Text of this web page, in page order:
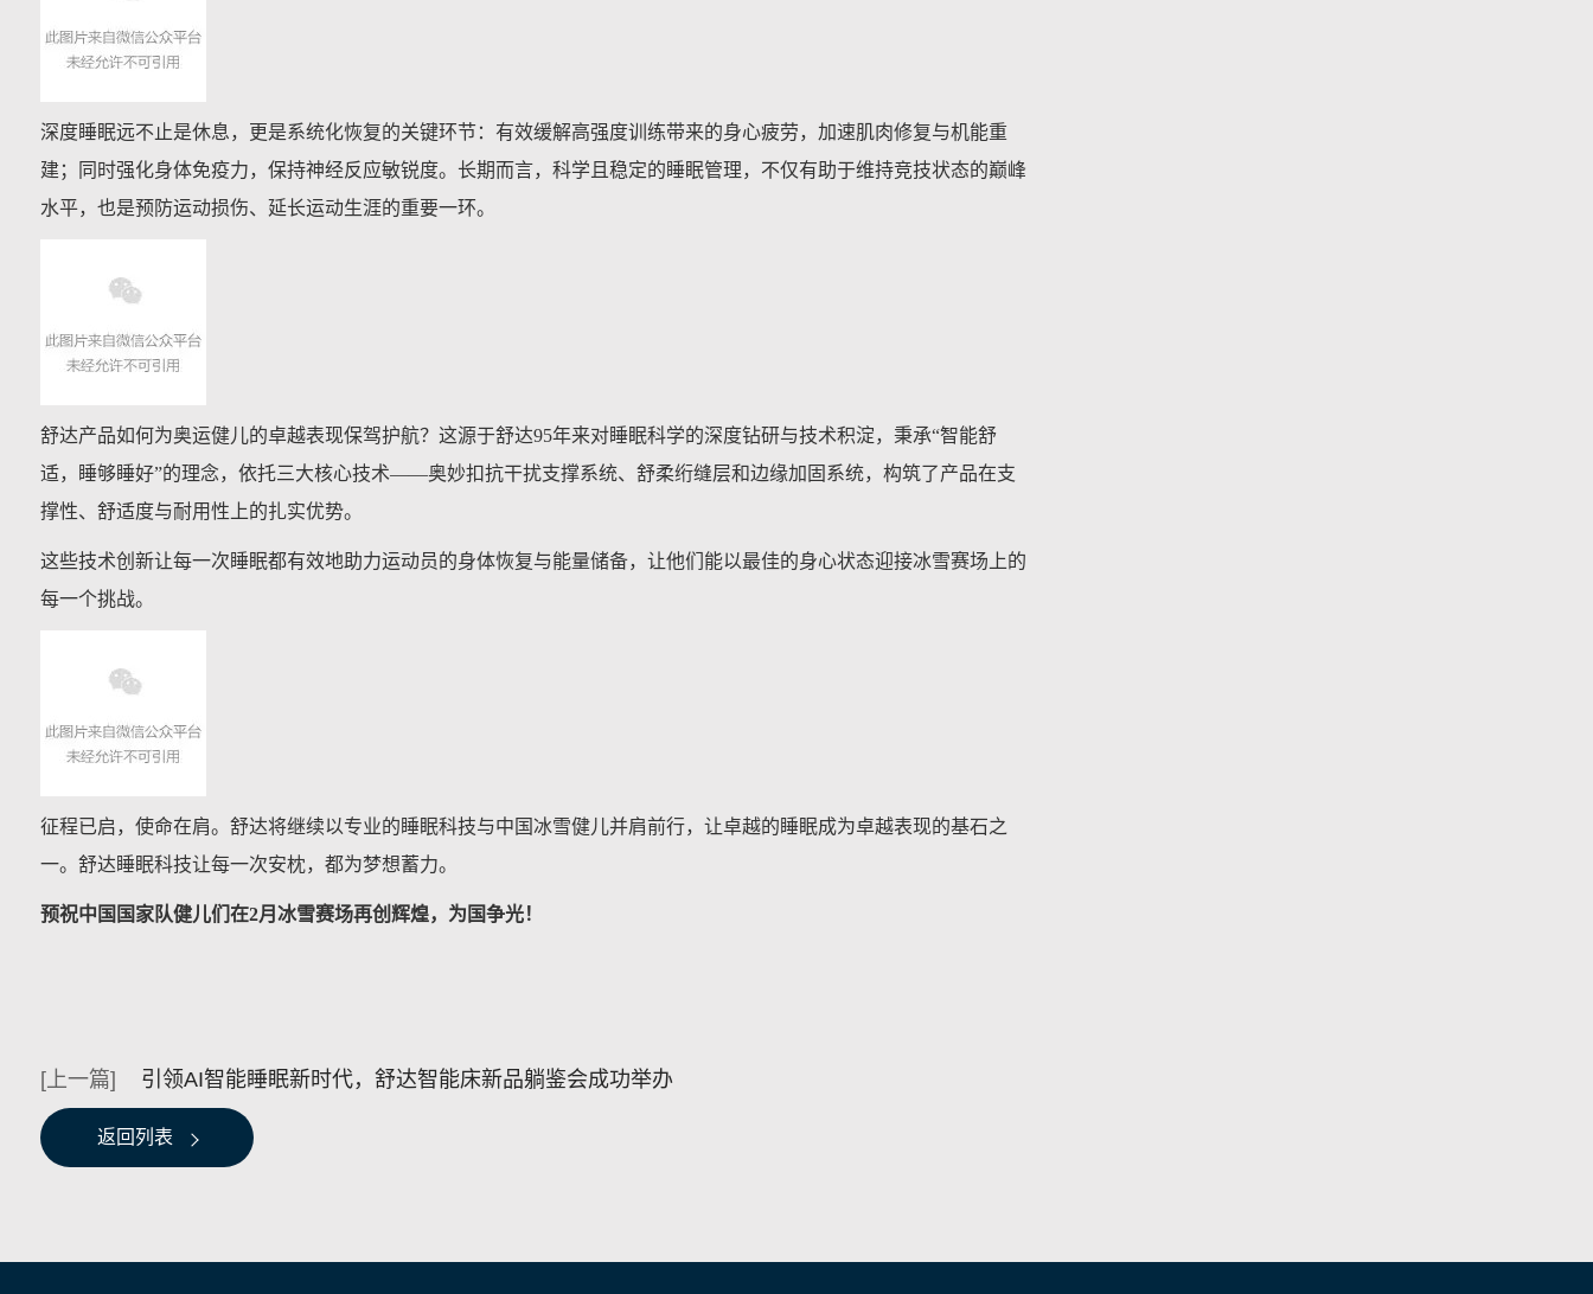
深度睡眠远不止是休息，更是系统化恢复的关键环节：有效缓解高强度训练带来的身心疲劳，加速肌肉修复与机能重
建；同时强化身体免疫力，保持神经反应敏锐度。长期而言，科学且稳定的睡眠管理，不仅有助于维持竞技状态的巅峰
水平，也是预防运动损伤、延长运动生涯的重要一环。
舒达产品如何为奥运健儿的卓越表现保驾护航？这源于舒达95年来对睡眠科学的深度钻研与技术积淀，秉承“智能舒
适，睡够睡好”的理念，依托三大核心技术——奥妙扣抗干扰支撑系统、舒柔绗缝层和边缘加固系统，构筑了产品在支
撑性、舒适度与耐用性上的扎实优势。
这些技术创新让每一次睡眠都有效地助力运动员的身体恢复与能量储备，让他们能以最佳的身心状态迎接冰雪赛场上的
每一个挑战。
征程已启，使命在肩。舒达将继续以专业的睡眠科技与中国冰雪健儿并肩前行，让卓越的睡眠成为卓越表现的基石之
一。舒达睡眠科技让每一次安枕，都为梦想蓄力。
预祝中国国家队健儿们在2月冰雪赛场再创辉煌，为国争光！
引领AI智能睡眠新时代，舒达智能床新品躺鉴会成功举办
返回列表